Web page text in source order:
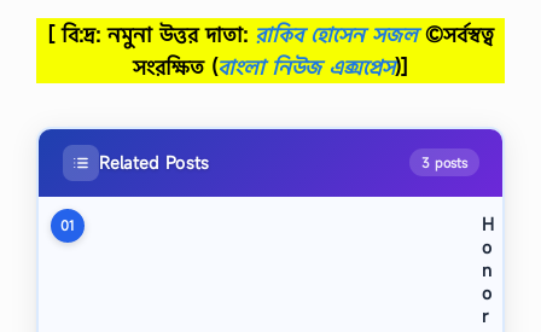
[ বি:দ্র: নমুনা উত্তর দাতা: রাকিব হোসেন সজল©সর্বস্বত্ব
সংরক্ষিত (বাংলা নিউজ এক্সপ্রেস)]
Related Posts 3 posts
01
H
o
n
o
r